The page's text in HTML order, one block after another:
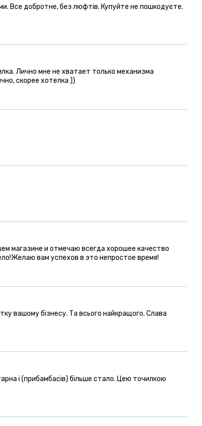
Все добротне, без люфтів. Купуйте не пошкодуєте.
Лично мне не хватает только механизма
скорее хотелка ))
магазине и отмечаю всегда хорошее качество
вам успехов в это непростое время!
вашому бізнесу. Та всього найкращого. Слава
і (прибамбасів) більше стало. Цею точилкою